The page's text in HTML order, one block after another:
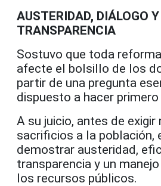
AUSTERIDAD, DIÁLOGO Y
TRANSPARENCIA
Sostuvo que toda
afecte el bolsillo de los
partir de una pregunta
dispuesto a hacer
A su juicio, antes de exigir
sacrificios a la población,
demostrar austeridad,
transparencia y un
los recursos públicos.